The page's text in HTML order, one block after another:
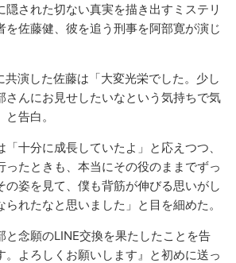
隠された切ない真実を描き出すミステリ
を佐藤健、彼を追う刑事を阿部寛が演じ
演した佐藤は「大変光栄でした。少し
さんにお見せしたいなという気持ちで気
告白。
十分に成長していたよ」と応えつつ、
ったときも、本当にその役のままでずっ
の姿を見て、僕も背筋が伸びる思いがし
れたなと思いました」と目を細めた。
念願のLINE交換を果たしたことを告
。よろしくお願いします』と初めに送っ